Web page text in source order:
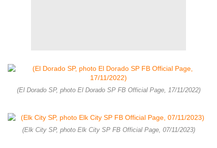
(El Dorado SP, photo El Dorado SP FB Official Page, 17/11/2022)
(Elk City SP, photo Elk City SP FB Official Page, 07/11/2023)